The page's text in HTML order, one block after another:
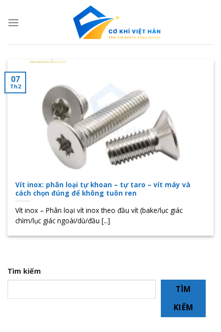
Vít inox: phân loại tự khoan – tự taro – vít máy và
cách chọn đúng để không tuôn ren
Vít inox – Phân loại vít inox theo đầu vít (bake/lục giác
chìm/lục giác ngoài/dù/đầu [...]
07
Th2
Tìm kiếm
TÌM
KIẾM